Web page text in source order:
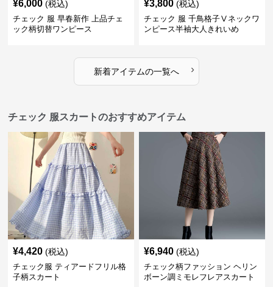
¥6,000 (税込)
チェック 服 早春新作 上品チェ
ック柄切替ワンピース
¥3,800 (税込)
チェック 服 千鳥格子Ⅴネックワ
ンピース半袖大人きれいめ
新着アイテムの一覧へ ›
チェック 服スカートのおすすめアイテム
¥4,420 (税込)
チェック服 ティアードフリル格
子柄スカート
¥6,940 (税込)
チェック柄ファッション ヘリン
ボーン調ミモレフレアスカート